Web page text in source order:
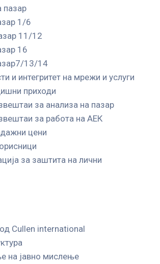
пазар
1/6
11/12
16
13/14
и интегритет на мрежи и услуги
приходи
за анализа на пазар
за работа на АЕК
цени
за заштита на лични
Cullen international
на јавно мислење